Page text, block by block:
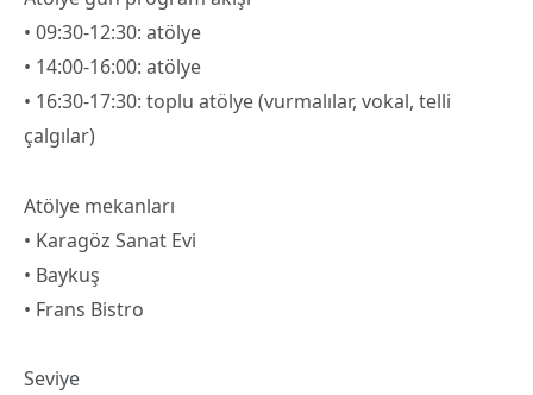
• 09:30-12:30: atölye
• 14:00-16:00: atölye
• 16:30-17:30: toplu atölye (vurmalılar, vokal, telli
çalgılar)
Atölye mekanları
• Karagöz Sanat Evi
• Baykuş
• Frans Bistro
Seviye